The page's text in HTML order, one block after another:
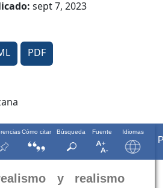
sept 7, 2023
PDF